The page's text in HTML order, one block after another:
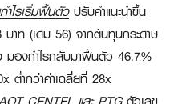
ไรเริ่มฟื้นตัว ปรับคำแนะนำขึ้น
าท (เดิม 56) จากต้นทุนกระดาษ
มองกำไรกลับมาฟื้นตัว 46.7%
ต่ำกว่าค่าเฉลี่ยที่ 28x